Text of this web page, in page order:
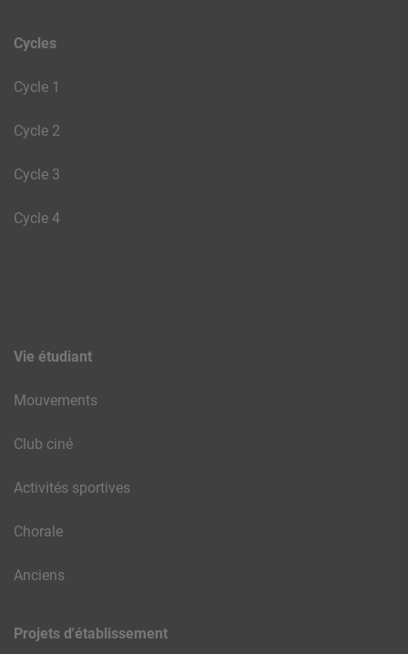
Cycles
Cycle 1
Cycle 2
Cycle 3
Cycle 4
Vie étudiant
Mouvements
Club ciné
Activités sportives
Chorale
Anciens
Projets d'établissement